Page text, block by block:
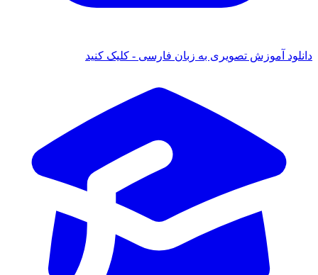
آموزش تصویری به زبان فارسی - کلیک کنید